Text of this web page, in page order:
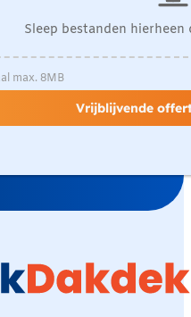
Sleep bestanden
max. 8MB
Vrijblijvende